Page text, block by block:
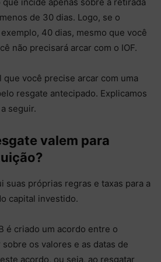
de 30 dias. Logo, se o
40 dias, mesmo que você
não precisará arcar com o IOF.
você precise arcar com uma
resgate antecipado. Explicamos
seguir.
valem para
suas próprias regras e taxas para a
capital investido.
é criado um acordo entre o
os valores e as datas de
acordo, ou seja, ao resgatar